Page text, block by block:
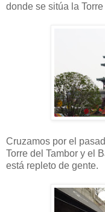
donde se sitúa la
Cruzamos por el
Torre del Tambor y el
está repleto de gente.